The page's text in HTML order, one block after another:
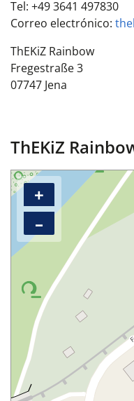
Tel: +49 3641 497830
Correo electrónico:
ThEKiZ Rainbow
Fregestraße 3
07747 Jena
ThEKiZ
+
–